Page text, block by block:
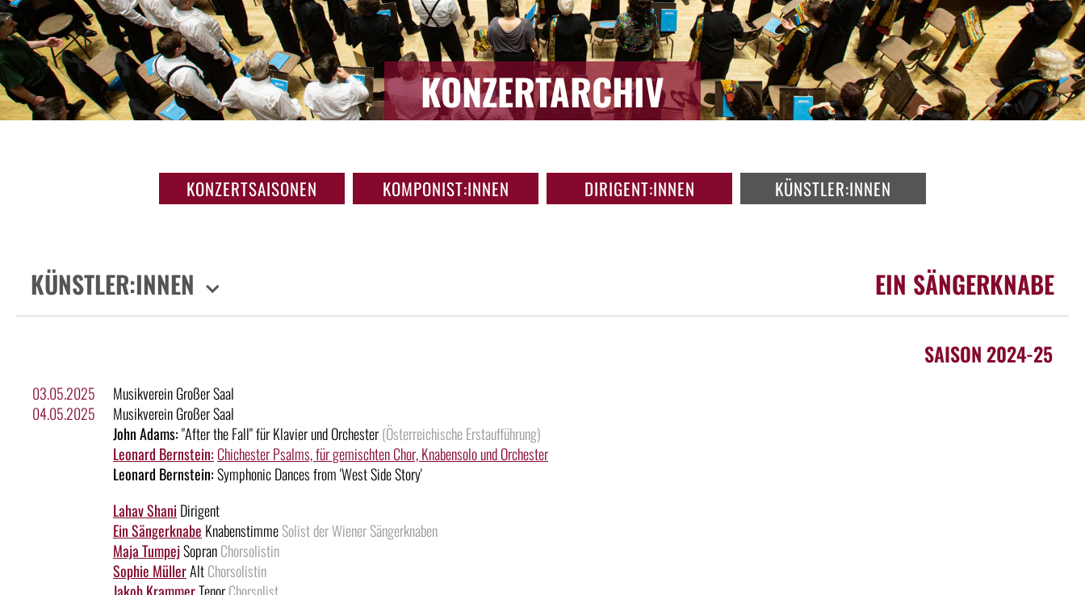
KONZERTARCHIV
KONZERTSAISONEN KOMPONIST:INNEN DIRIGENT:INNEN KÜNSTLER:INNEN
KÜNSTLER:INNEN EIN SÄNGERKNABE
SAISON 2024-25
03.05.2025
Musikverein Großer Saal
04.05.2025
Musikverein Großer Saal
John Adams:"After the Fall" für Klavier und Orchester(Österreichische Erstaufführung)
Leonard Bernstein: Chichester Psalms, für gemischten Chor, Knabensolo und Orchester
Leonard Bernstein:Symphonic Dances from 'West Side Story'
Lahav Shani Dirigent
Ein Sängerknabe KnabenstimmeSolist der Wiener Sängerknaben
Maja TumpejSopranChorsolistin
Sophie MüllerAltChorsolistin